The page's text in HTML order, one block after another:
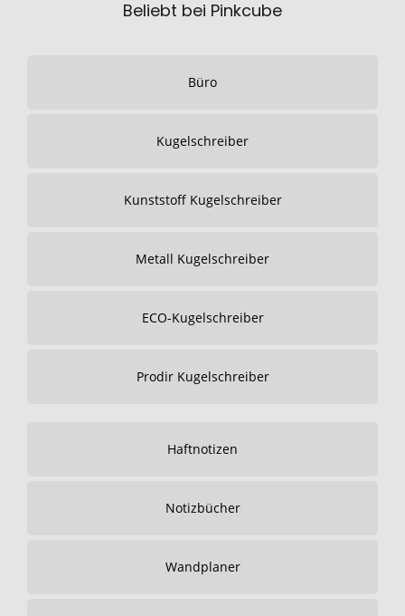
Beliebt bei Pinkcube
Büro
Kugelschreiber
Kunststoff Kugelschreiber
Metall Kugelschreiber
ECO-Kugelschreiber
Prodir Kugelschreiber
Haftnotizen
Notizbücher
Wandplaner